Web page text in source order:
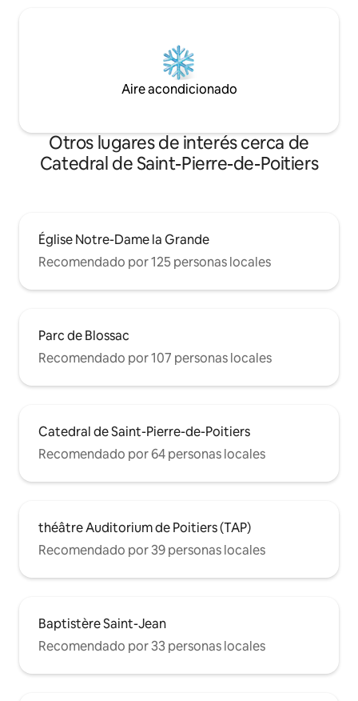
Aire acondicionado
Otros lugares de interés cerca de
Catedral de Saint-Pierre-de-Poitiers
Église Notre-Dame la Grande
Recomendado por 125 personas locales
Parc de Blossac
Recomendado por 107 personas locales
Catedral de Saint-Pierre-de-Poitiers
Recomendado por 64 personas locales
théâtre Auditorium de Poitiers (TAP)
Recomendado por 39 personas locales
Baptistère Saint-Jean
Recomendado por 33 personas locales